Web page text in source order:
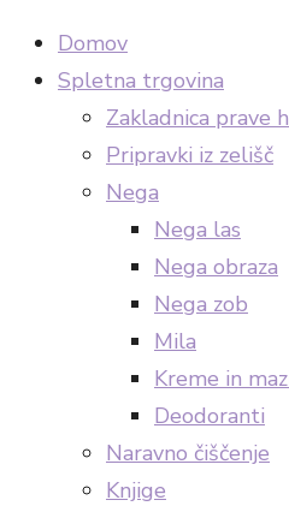
Domov
Spletna trgovina
Zakladnica prave
Pripravki iz zelišč
Nega
Nega las
Nega obraza
Nega zob
Mila
Kreme in
Deodoranti
Naravno čiščenje
Knjige